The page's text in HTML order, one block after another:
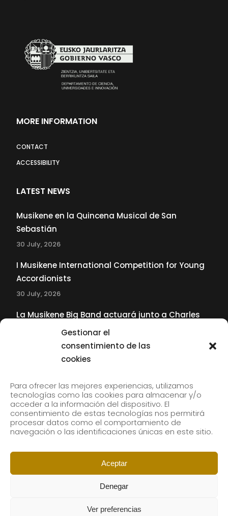
Gestionar el
consentimiento de las
cookies
Para ofrecer las mejores experiencias, utilizamos
tecnologías como las cookies para almacenar y/o
acceder a la información del dispositivo. El
consentimiento de estas tecnologías nos permitirá
procesar datos como el comportamiento de
navegación o las identificaciones únicas en este sitio.
Aceptar
Denegar
Ver preferencias
MORE INFORMATION
CONTACT
ACCESSIBILITY
LATEST NEWS
Musikene en la Quincena Musical de San
Sebastián
30 July, 2026
I Musikene International Competition for Young
Accordionists
30 July, 2026
La Musikene Big Band actuará junto a Charles
Tolliver en el 61 Jazzaldia
Subscribe to our newsletter to receive our news by
email.